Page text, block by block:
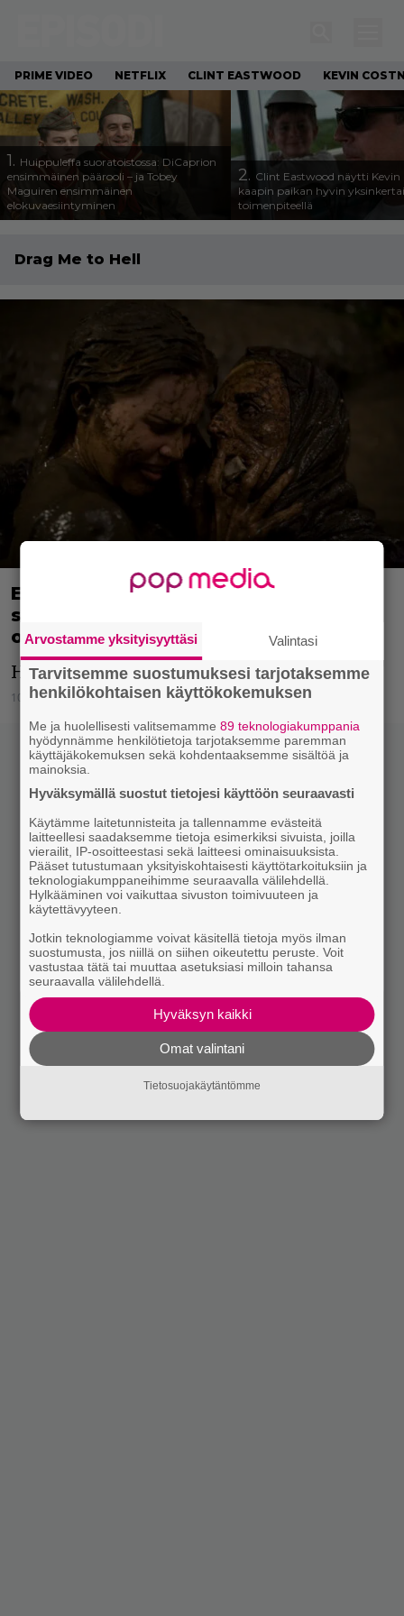
PRIME VIDEO NETFLIX CLINT EASTWOOD KEVIN
1. Huippuleffa suoratoistossa: DiCaprion
ensimmäinen päärooli – ja Tobey
Maguiren ensimmäinen
elokuvaesiintyminen
2. Clint Eastwood näytti Kevin
kaapin paikan hyvin
toimenpiteellä
Drag Me to Hell
Evil Dead -mies Sam Raimi vahvistaa
suositun kauhuleffansa jatko-osan
olevan tekeillä
Helvetin voimat lähestyvät.
10.3.2023 11:41 Niko Ikonen
Arvostamme yksityisyyttäsi Valintasi
Tarvitsemme suostumuksesi tarjotaksemme
henkilökohtaisen käyttökokemuksen
Me ja huolellisesti valitsemamme89 teknologiakumppania
hyödynnämme henkilötietoja tarjotaksemme paremman
käyttäjäkokemuksen sekä kohdentaaksemme sisältöä ja
mainoksia.
Hyväksymällä suostut tietojesi käyttöön seuraavasti
Käytämme laitetunnisteita ja tallennamme evästeitä
laitteellesi saadaksemme tietoja esimerkiksi sivuista, joilla
vierailit, IP-osoitteestasi sekä laitteesi ominaisuuksista.
Pääset tutustumaan yksityiskohtaisesti käyttötarkoituksiin ja
teknologiakumppaneihimme seuraavalla välilehdellä.
Hylkääminen voi vaikuttaa sivuston toimivuuteen ja
käytettävyyteen.
Jotkin teknologiamme voivat käsitellä tietoja myös ilman
suostumusta, jos niillä on siihen oikeutettu peruste. Voit
vastustaa tätä tai muuttaa asetuksiasi milloin tahansa
seuraavalla välilehdellä.
Hyväksyn kaikki
Omat valintani
Tietosuojakäytäntömme